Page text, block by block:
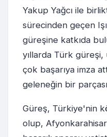
Yakup Yağcı ile
sürecinden geçen
güreşine katkıda
yıllarda Türk güreşi,
çok başarıya imza
geleneğin bir
Güreş, Türkiye'nin
olup,